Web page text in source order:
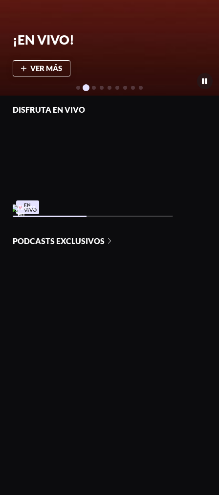
¡EN VIVO!
VER MÁS
DISFRUTA EN VIVO
EN
VIVO
PODCASTS EXCLUSIVOS